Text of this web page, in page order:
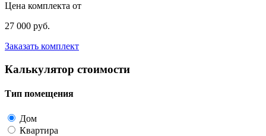
Цена комплекта от
27 000 руб.
Заказать комплект
Калькулятор стоимости
Тип помещения
Дом
Квартира